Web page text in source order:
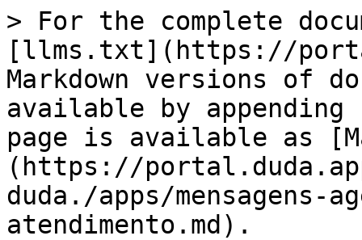
> For the complete
[llms.txt](https://
Markdown versions of
available by
page is available as
(https://
duda./apps/mensagens-
atendimento.md).